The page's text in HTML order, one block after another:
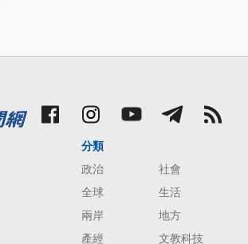
分類
政治
社會
全球
生活
兩岸
地方
產經
文教科技